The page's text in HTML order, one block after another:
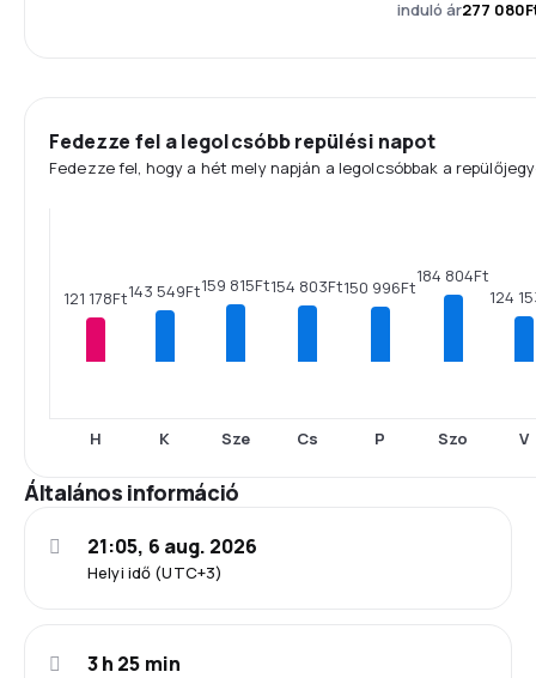
induló ár277
Fedezze fel a legolcsóbb repülési napot
Fedezze fel, hogy a hét mely napján a legolcsóbbak a
121 178Ft
H
143 549Ft
K
159 815Ft
Sze
154 803Ft
Cs
150 996Ft
P
184 804Ft
Szo
124
V
Általános információ
Helyi idő (UTC+3)
21:05, 6 aug. 2026
3 h 25 min